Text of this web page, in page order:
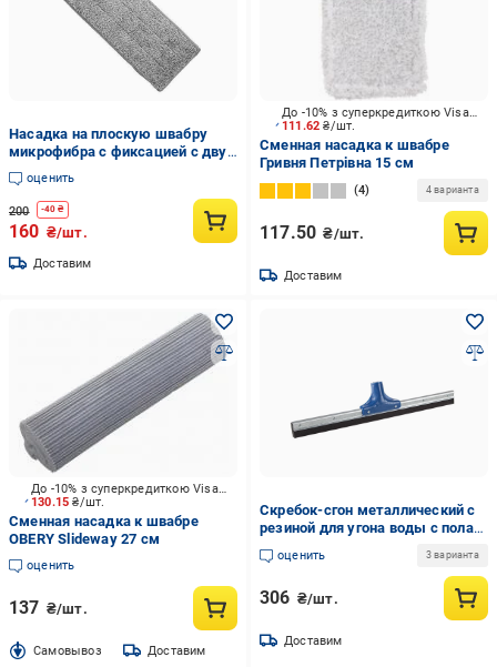
Насадка на плоскую швабру
микрофибра с фиксацией с двух
сторон 32х12 см. (21261096)
оценить
200 -40 ₴
160 ₴/шт.
Доставим
111.62₴/шт.
До -10% з суперкредиткою Visa Вигода
Сменная насадка к швабре
Гривня Петрівна 15 см
4 4 варианта
117.50 ₴/шт.
Доставим
130.15₴/шт.
До -10% з суперкредиткою Visa Вигода
Сменная насадка к швабре
OBERY Slideway 27 см
оценить
137 ₴/шт.
Cамовывоз Доставим
Скребок-сгон металлический с
резиной для угона воды с пола
75 см (ZMR024)
оценить 3 варианта
306 ₴/шт.
Доставим